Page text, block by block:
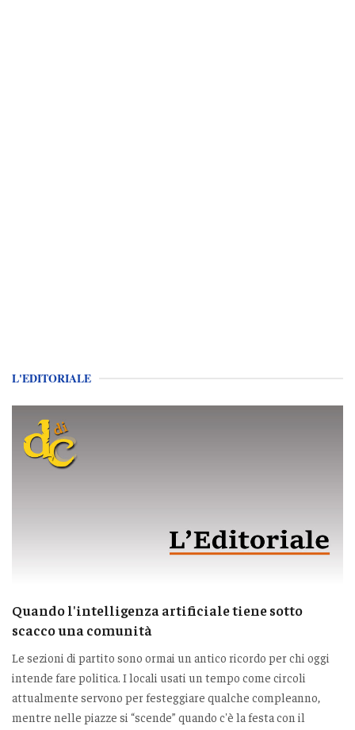
L'EDITORIALE
Quando l'intelligenza artificiale tiene sotto
scacco una comunità
Le sezioni di partito sono ormai un antico ricordo per chi oggi
intende fare politica. I locali usati un tempo come circoli
attualmente servono per festeggiare qualche compleanno,
mentre nelle piazze si “scende” quando c'è la festa con il